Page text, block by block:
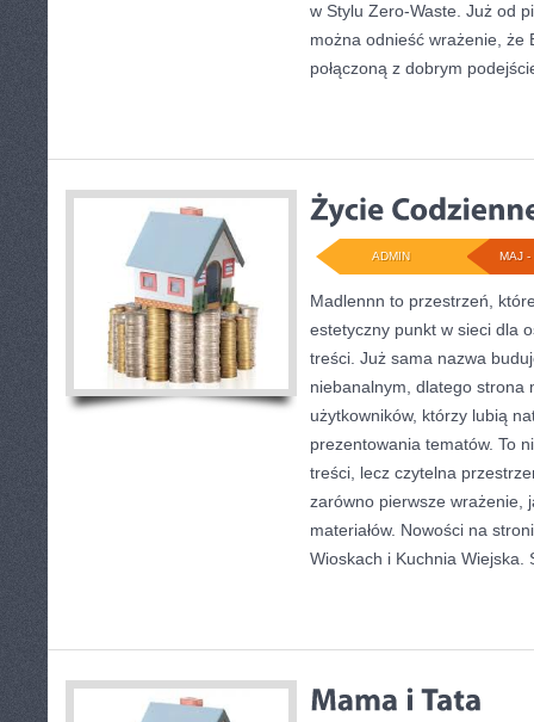
w Stylu Zero-Waste. Już od
można odnieść wrażenie, że
połączoną z dobrym
MAJ -
ADMIN
Madlennn to przestrzeń,
estetyczny punkt w sieci dla
treści. Już sama nazwa
niebanalnym, dlatego strona
użytkowników, którzy lubią
prezentowania tematów. To
treści, lecz czytelna
zarówno pierwsze wrażenie,
materiałów. Nowości na
Wioskach i Kuchnia Wiejska.